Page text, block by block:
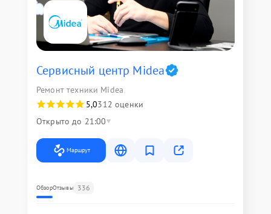
Сервисный центр Midea
Ремонт техники Midea
5,0312 оценки
Открыто до 21:00
Маршрут
ОбзорОтзывы 336